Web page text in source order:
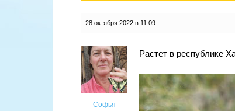
28 октября 2022 в 11:09
Софья
Растет в республике